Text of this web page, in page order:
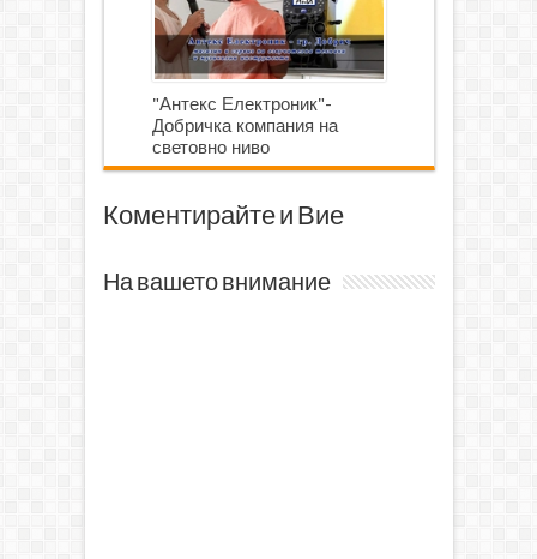
"Антекс Електроник"-
Добричка компания на
световно ниво
Коментирайте и Вие
На вашето внимание